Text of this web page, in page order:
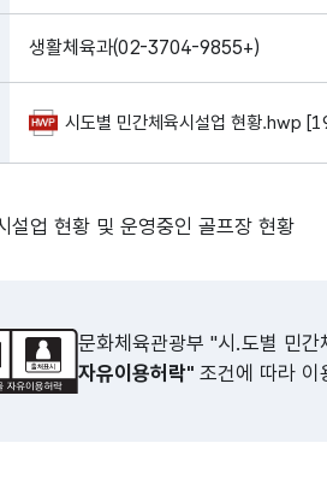
생활체육과(02-3704-9855+)
시도별 민간체육시설업 현황.hwp
설업 현황 및 운영중인 골프장 현황
문화체육관광부 "시.도별 민
자유이용허락" 조건에 따라 이